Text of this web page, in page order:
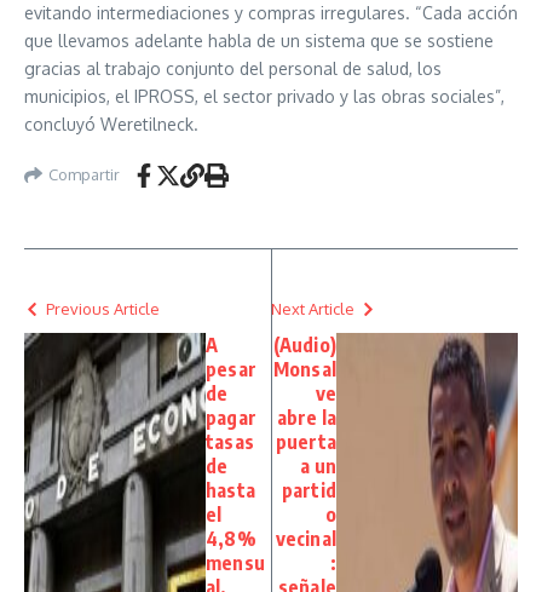
evitando intermediaciones y compras irregulares. “Cada acción
que llevamos adelante habla de un sistema que se sostiene
gracias al trabajo conjunto del personal de salud, los
municipios, el IPROSS, el sector privado y las obras sociales”,
concluyó Weretilneck.
Compartir
Previous Article
A
pesar
de
pagar
tasas
de
hasta
el
4,8%
mensu
al,
Next Article
(Audio)
Monsal
ve
abre la
puerta
a un
partid
o
vecinal
:
señale